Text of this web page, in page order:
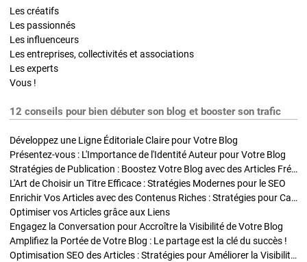
Les créatifs
Les passionnés
Les influenceurs
Les entreprises, collectivités et associations
Les experts
Vous !
12 conseils pour bien débuter son blog et booster son trafic
Développez une Ligne Éditoriale Claire pour Votre Blog
Présentez-vous : L'Importance de l'Identité Auteur pour Votre Blog
Stratégies de Publication : Boostez Votre Blog avec des Articles Fréquents et Exclusifs
L'Art de Choisir un Titre Efficace : Stratégies Modernes pour le SEO
Enrichir Vos Articles avec des Contenus Riches : Stratégies pour Captiver et Optimiser
Optimiser vos Articles grâce aux Liens
Engagez la Conversation pour Accroître la Visibilité de Votre Blog
Amplifiez la Portée de Votre Blog : Le partage est la clé du succès !
Optimisation SEO des Articles : Stratégies pour Améliorer la Visibilité de Votre Blog